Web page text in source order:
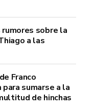
sobre la
a las
Franco
sumarse a la
de hinchas